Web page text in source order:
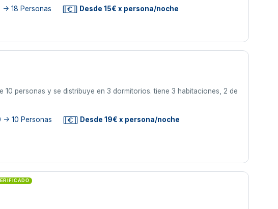
-> 18 Personas Desde 15€ x persona/noche
10 personas y se distribuye en 3 dormitorios. tiene 3 habitaciones, 2 de
-> 10 Personas Desde 19€ x persona/noche